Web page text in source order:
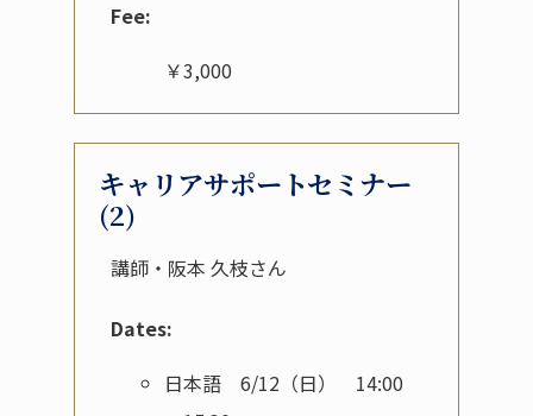
Fee:
￥3,000
キャリアサポートセミナー
(2)
講師・阪本 久枝さん
Dates:
日本語 6/12（日） 14:00